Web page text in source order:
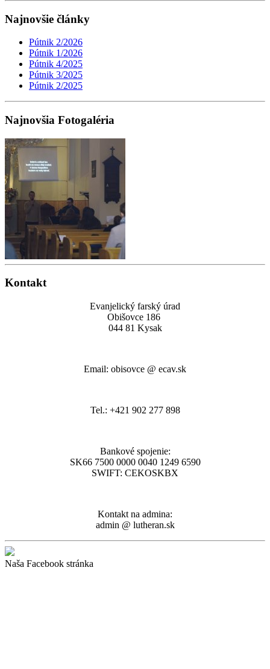
Najnovšie články
Pútnik 2/2026
Pútnik 1/2026
Pútnik 4/2025
Pútnik 3/2025
Pútnik 2/2025
Najnovšia Fotogaléria
Kontakt
Evanjelický farský úrad
Obišovce 186
044 81 Kysak
Email: obisovce @ ecav.sk
Tel.: +421 902 277 898
Bankové spojenie:
SK66 7500 0000 0040 1249 6590
SWIFT: CEKOSKBX
Kontakt na admina:
admin @ lutheran.sk
Naša Facebook stránka